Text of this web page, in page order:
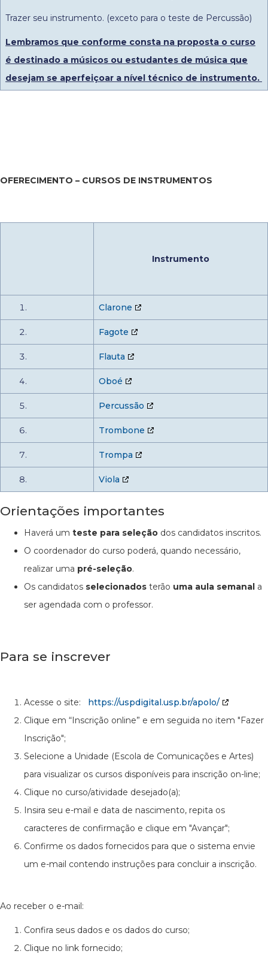
Trazer seu instrumento. (exceto para o teste de Percussão)
Lembramos que conforme consta na proposta o curso
é destinado a músicos ou estudantes de música que
desejam se aperfeiçoar a nível técnico de instrumento.
OFERECIMENTO – CURSOS DE INSTRUMENTOS
Instrumento
Clarone
Fagote
Flauta
Oboé
Percussão
Trombone
Trompa
Viola
Orientações importantes
Haverá um teste para seleção dos candidatos inscritos.
O coordenador do curso poderá, quando necessário,
realizar uma pré-seleção.
Os candidatos selecionados terão uma aula semanal a
ser agendada com o professor.
Para se inscrever
Acesse o site: https://uspdigital.usp.br/apolo/
Clique em “Inscrição online” e em seguida no item "Fazer
Inscrição";
Selecione a Unidade (Escola de Comunicações e Artes)
para visualizar os cursos disponíveis para inscrição on-line;
Clique no curso/atividade desejado(a);
Insira seu e-mail e data de nascimento, repita os
caracteres de confirmação e clique em "Avançar";
Confirme os dados fornecidos para que o sistema envie
um e-mail contendo instruções para concluir a inscrição.
Ao receber o e-mail:
Confira seus dados e os dados do curso;
Clique no link fornecido;